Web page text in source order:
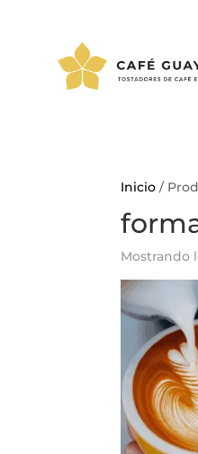
Inicio /
Mostrando